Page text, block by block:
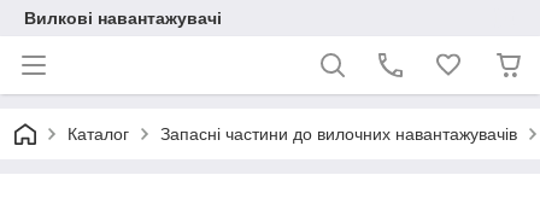
Вилкові навантажувачі
Каталог Запасні частини до вилочних навантажувачів